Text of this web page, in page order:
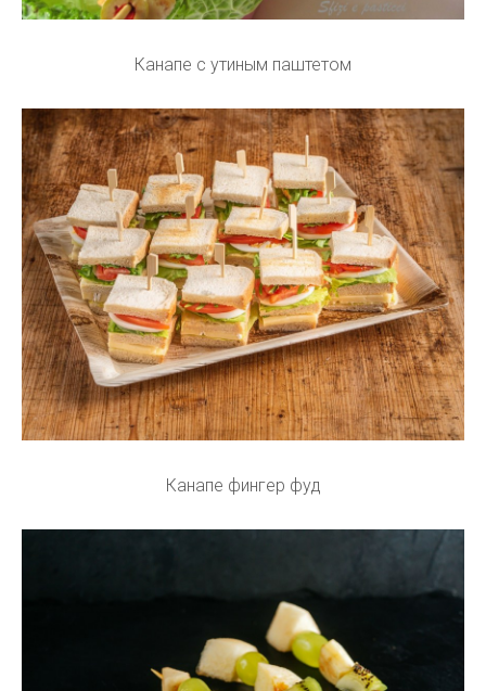
Канапе с утиным паштетом
Канапе фингер фуд